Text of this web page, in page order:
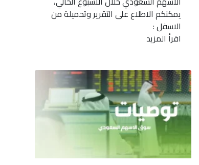
يمكنكم الاطلاع على التقرير وتحميلة من
الاسفل :
اقرأ المزيد